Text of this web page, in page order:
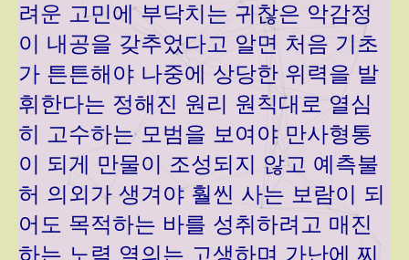
려운 고민에 부닥치는 귀찮은 악감정
이 내공을 갖추었다고 알면 처음 기초
가 튼튼해야 나중에 상당한 위력을 발
휘한다는 정해진 원리 원칙대로 열심
히 고수하는 모범을 보여야 만사형통
이 되게 만물이 조성되지 않고 예측불
허 의외가 생겨야 훨씬 사는 보람이 되
어도 목적하는 바를 성취하려고 매진
하는 노력 열의는 고생하며 가난에 찌